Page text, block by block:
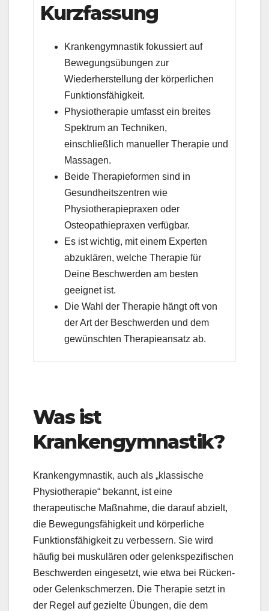
Kurzfassung
Krankengymnastik fokussiert auf
Bewegungsübungen zur
Wiederherstellung der körperlichen
Funktionsfähigkeit.
Physiotherapie umfasst ein breites
Spektrum an Techniken,
einschließlich manueller Therapie und
Massagen.
Beide Therapieformen sind in
Gesundheitszentren wie
Physiotherapiepraxen oder
Osteopathiepraxen verfügbar.
Es ist wichtig, mit einem Experten
abzuklären, welche Therapie für
Deine Beschwerden am besten
geeignet ist.
Die Wahl der Therapie hängt oft von
der Art der Beschwerden und dem
gewünschten Therapieansatz ab.
Was ist
Krankengymnastik?
Krankengymnastik, auch als „klassische
Physiotherapie“ bekannt, ist eine
therapeutische Maßnahme, die darauf abzielt,
die Bewegungsfähigkeit und körperliche
Funktionsfähigkeit zu verbessern. Sie wird
häufig bei muskulären oder gelenkspezifischen
Beschwerden eingesetzt, wie etwa bei Rücken-
oder Gelenkschmerzen. Die Therapie setzt in
der Regel auf gezielte Übungen, die dem